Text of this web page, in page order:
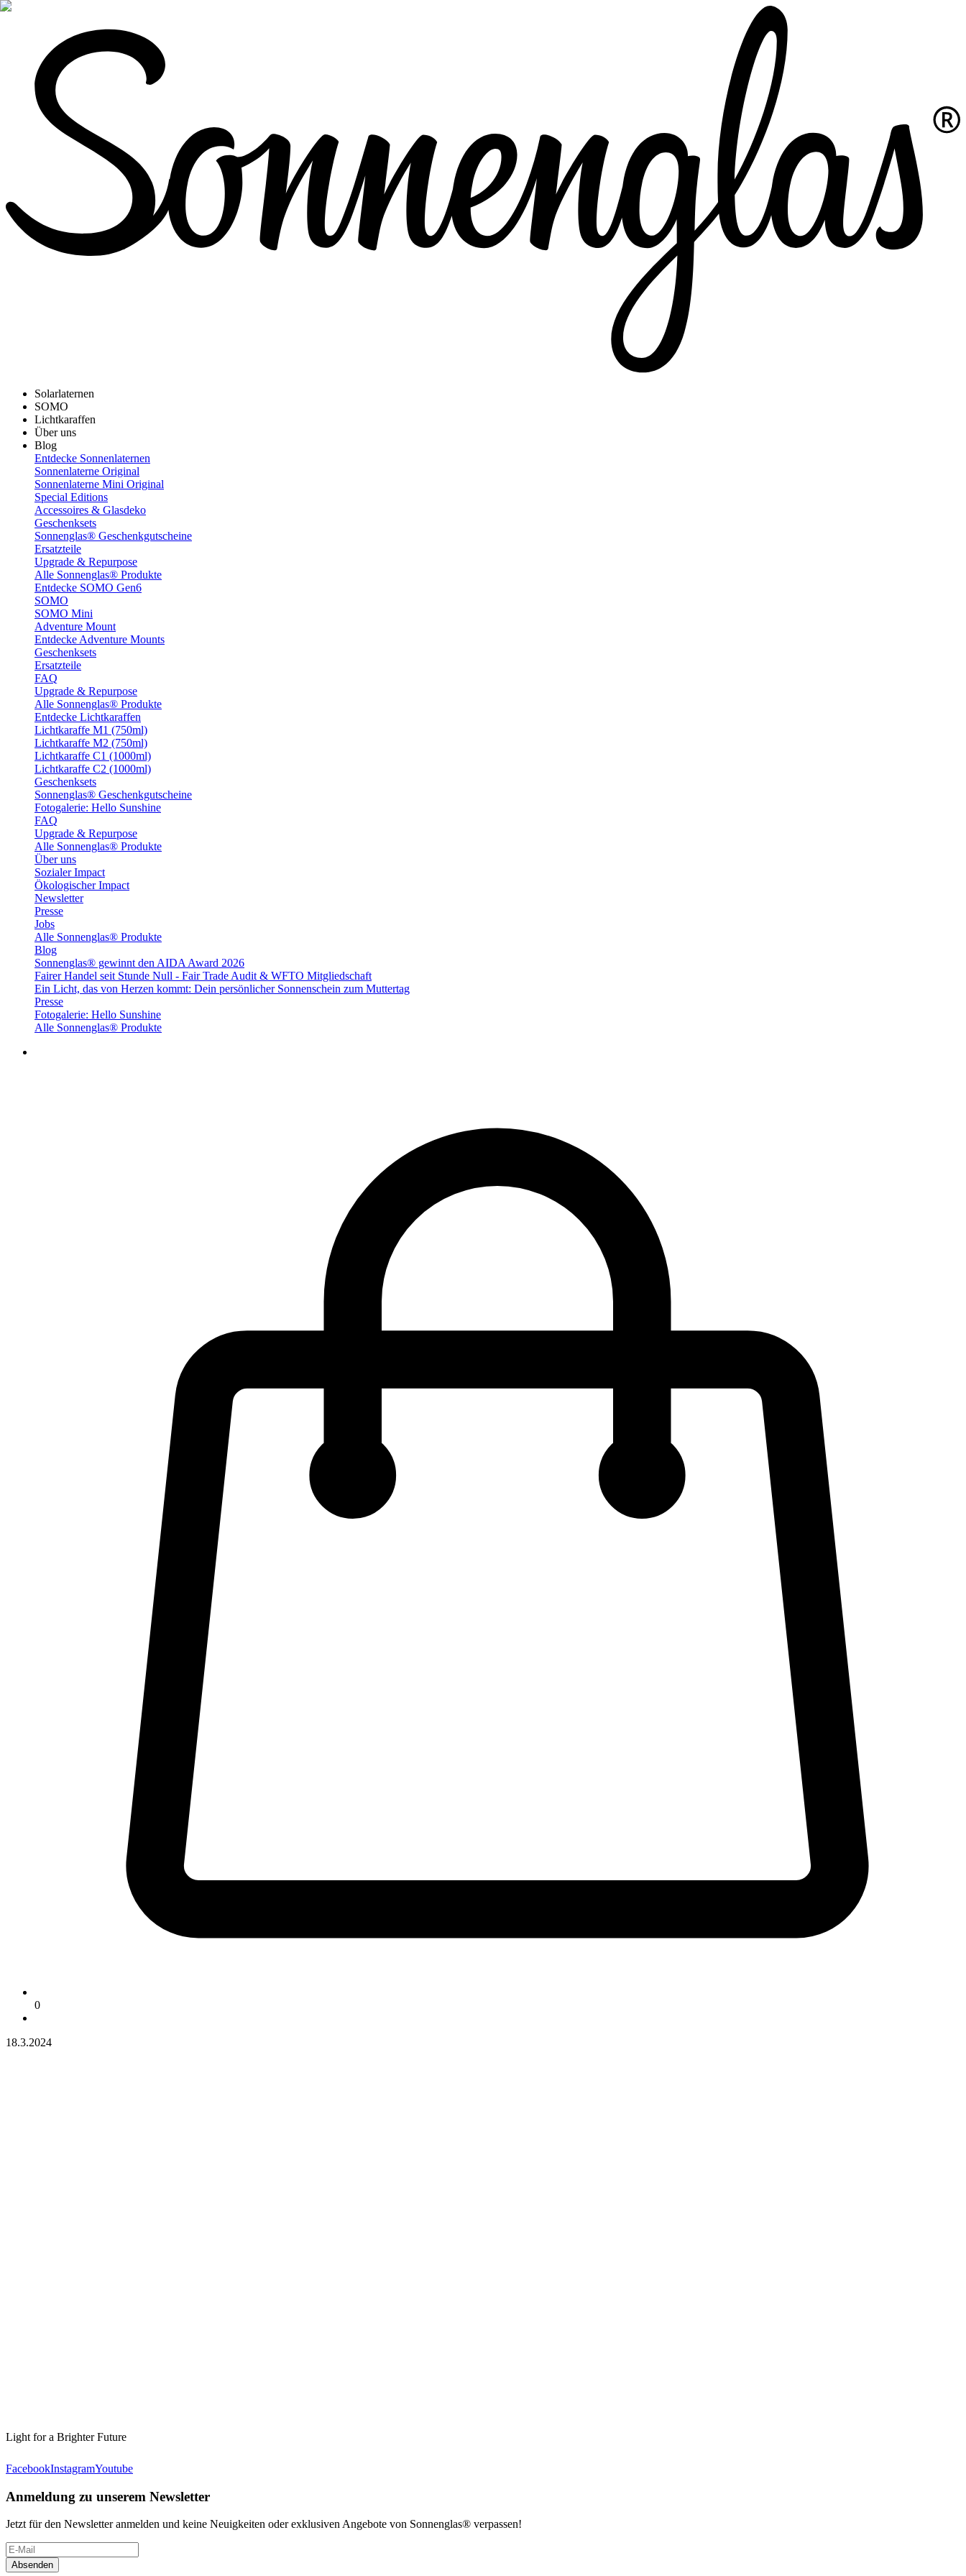
Solarlaternen
SOMO
Lichtkaraffen
Über uns
Blog
Entdecke Sonnenlaternen
Sonnenlaterne Original
Sonnenlaterne Mini Original
Special Editions
Accessoires & Glasdeko
Geschenksets
Sonnenglas® Geschenkgutscheine
Ersatzteile
Upgrade & Repurpose
Alle Sonnenglas® Produkte
Entdecke SOMO Gen6
SOMO
SOMO Mini
Adventure Mount
Entdecke Adventure Mounts
Geschenksets
Ersatzteile
FAQ
Upgrade & Repurpose
Alle Sonnenglas® Produkte
Entdecke Lichtkaraffen
Lichtkaraffe M1 (750ml)
Lichtkaraffe M2 (750ml)
Lichtkaraffe C1 (1000ml)
Lichtkaraffe C2 (1000ml)
Geschenksets
Sonnenglas® Geschenkgutscheine
Fotogalerie: Hello Sunshine
FAQ
Upgrade & Repurpose
Alle Sonnenglas® Produkte
Über uns
Sozialer Impact
Ökologischer Impact
Newsletter
Presse
Jobs
Alle Sonnenglas® Produkte
Blog
Sonnenglas® gewinnt den AIDA Award 2026
Fairer Handel seit Stunde Null - Fair Trade Audit & WFTO Mitgliedschaft
Ein Licht, das von Herzen kommt: Dein persönlicher Sonnenschein zum Muttertag
Presse
Fotogalerie: Hello Sunshine
Alle Sonnenglas® Produkte
0
18.3.2024
Light for a Brighter Future
FacebookInstagramYoutube
Anmeldung zu unserem Newsletter
Jetzt für den Newsletter anmelden und keine Neuigkeiten oder exklusiven Angebote von Sonnenglas® verpassen!
Absenden